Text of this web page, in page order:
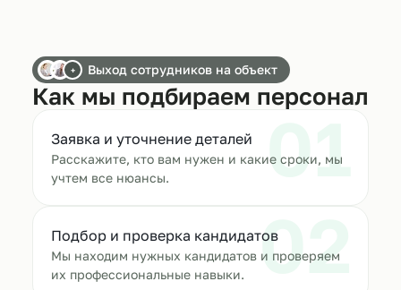
+ Выход сотрудников на объект
Как мы подбираем персонал
01
Заявка и уточнение деталей
Расскажите, кто вам нужен и какие сроки, мы
учтем все нюансы.
02
Подбор и проверка кандидатов
Мы находим нужных кандидатов и проверяем
их профессиональные навыки.